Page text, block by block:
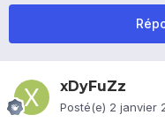
xDyFuZz
Posté(e) 2 janvier